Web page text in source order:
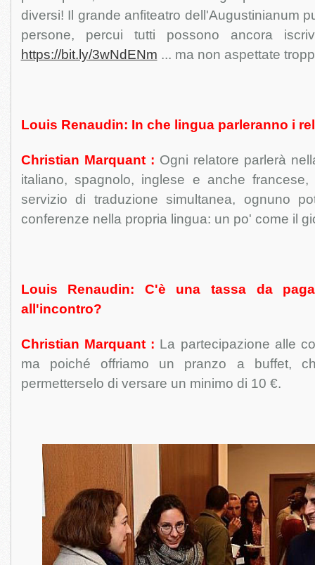
diversi! Il grande anfiteatro dell'Augustinianum
persone, percui tutti possono ancora
https://bit.ly/3wNdENm ... ma non aspettate
Louis Renaudin: In che lingua parleranno i
Christian Marquant : Ogni relatore parlerà
italiano, spagnolo, inglese e anche
servizio di traduzione simultanea, ognuno
conferenze nella propria lingua: un po' come il
Louis Renaudin: C'è una tassa da
all'incontro?
Christian Marquant : La partecipazione alle
ma poiché offriamo un pranzo a buffet,
permetterselo di versare un minimo di 10 €.